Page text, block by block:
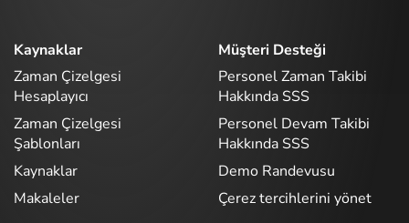
Kaynaklar
Zaman Çizelgesi
Hesaplayıcı
Zaman Çizelgesi
Şablonları
Kaynaklar
Makaleler
Müşteri Desteği
Personel Zaman Takibi
Hakkında SSS
Personel Devam Takibi
Hakkında SSS
Demo Randevusu
Çerez tercihlerini yönet